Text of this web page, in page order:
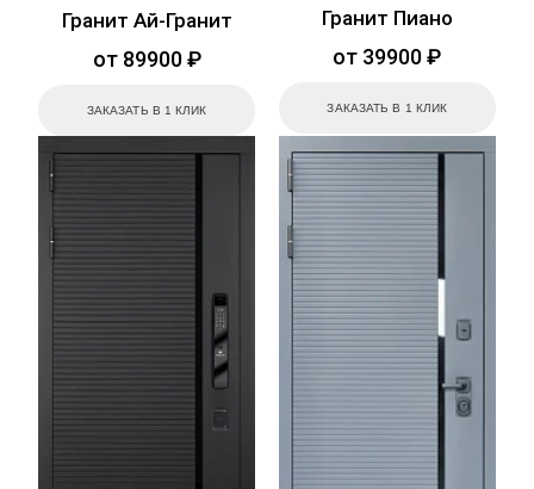
Гранит Ай-Гранит
от 89900 ₽
ЗАКАЗАТЬ В 1 КЛИК
Гранит Пиано
от 39900 ₽
ЗАКАЗАТЬ В 1 КЛИК